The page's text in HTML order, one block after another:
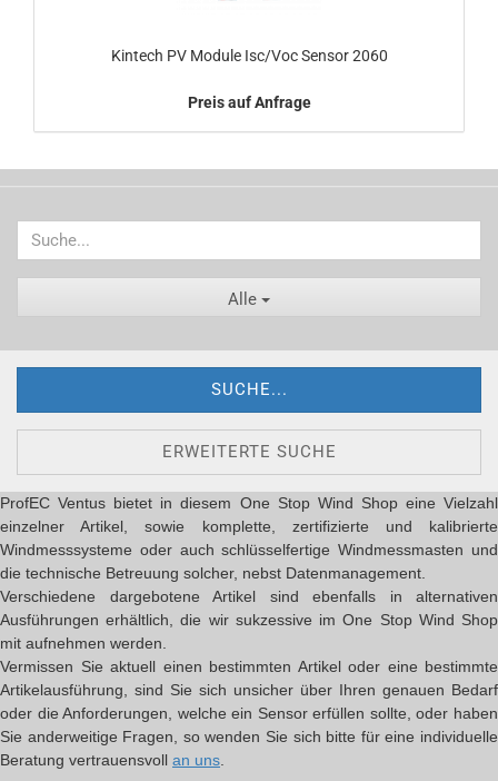
Kintech PV Module Isc/Voc Sensor 2060
Preis auf Anfrage
Alle
SUCHE...
ERWEITERTE SUCHE
ProfEC Ventus bietet in diesem One Stop Wind Shop eine Vielzahl
einzelner Artikel, sowie komplette, zertifizierte und kalibrierte
Windmesssysteme oder auch schlüsselfertige Windmessmasten und
die technische Betreuung solcher, nebst Datenmanagement.
Verschiedene dargebotene Artikel sind ebenfalls in alternativen
Ausführungen erhältlich, die wir sukzessive im One Stop Wind Shop
mit aufnehmen werden.
Vermissen Sie aktuell einen bestimmten Artikel oder eine bestimmte
Artikelausführung, sind Sie sich unsicher über Ihren genauen Bedarf
oder die Anforderungen, welche ein Sensor erfüllen sollte, oder haben
Sie anderweitige Fragen, so wenden Sie sich bitte für eine individuelle
Beratung vertrauensvoll an uns